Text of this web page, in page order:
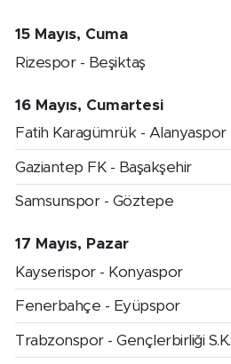
15 Mayıs, Cuma
Rizespor - Beşiktaş
16 Mayıs, Cumartesi
Fatih Karagümrük - Alanyaspor
Gaziantep FK - Başakşehir
Samsunspor - Göztepe
17 Mayıs, Pazar
Kayserispor - Konyaspor
Fenerbahçe - Eyüpspor
Trabzonspor - Gençlerbirliği S.K.